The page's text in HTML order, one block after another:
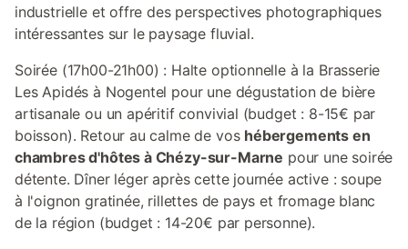
industrielle et offre des perspectives photographiques
intéressantes sur le paysage fluvial.
Soirée (17h00-21h00) : Halte optionnelle à la Brasserie
Les Apidés à Nogentel pour une dégustation de bière
artisanale ou un apéritif convivial (budget : 8-15€ par
boisson). Retour au calme de vos hébergements en
chambres d'hôtes à Chézy-sur-Marne pour une soirée
détente. Dîner léger après cette journée active : soupe
à l'oignon gratinée, rillettes de pays et fromage blanc
de la région (budget : 14-20€ par personne).